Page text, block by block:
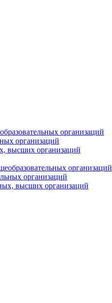
организаций
организаций
высших организаций
организаций
организаций
высших организаций